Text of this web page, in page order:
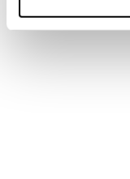
banner
analytics, per i
comunque
accedendo al link